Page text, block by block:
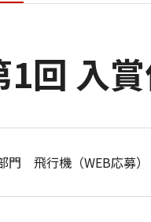
回 入
門 飛行機（WEB応募）